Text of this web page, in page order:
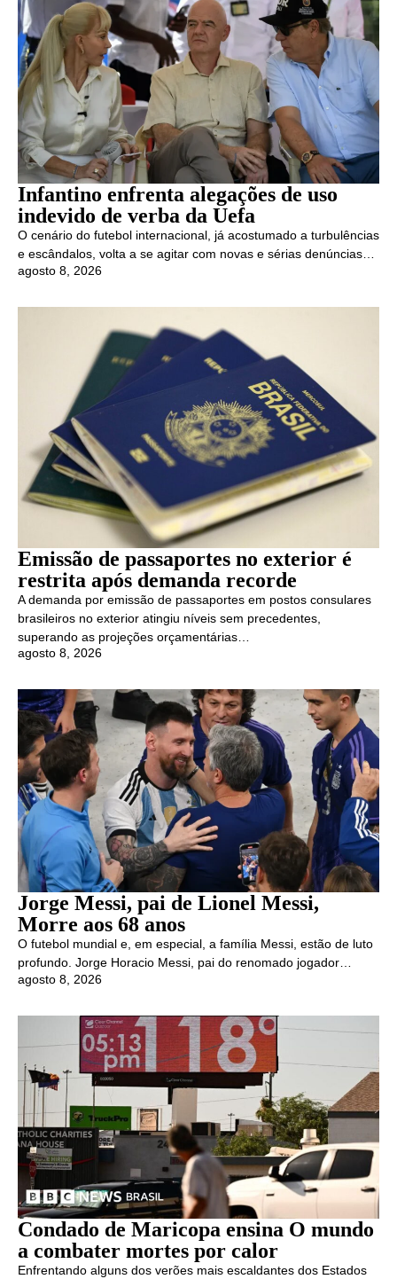
Infantino enfrenta alegações de uso
indevido de verba da Uefa
O cenário do futebol internacional, já acostumado a turbulências
e escândalos, volta a se agitar com novas e sérias denúncias…
agosto 8, 2026
Emissão de passaportes no exterior é
restrita após demanda recorde
A demanda por emissão de passaportes em postos consulares
brasileiros no exterior atingiu níveis sem precedentes,
superando as projeções orçamentárias…
agosto 8, 2026
Jorge Messi, pai de Lionel Messi,
Morre aos 68 anos
O futebol mundial e, em especial, a família Messi, estão de luto
profundo. Jorge Horacio Messi, pai do renomado jogador…
agosto 8, 2026
Condado de Maricopa ensina O mundo
a combater mortes por calor
Enfrentando alguns dos verões mais escaldantes dos Estados